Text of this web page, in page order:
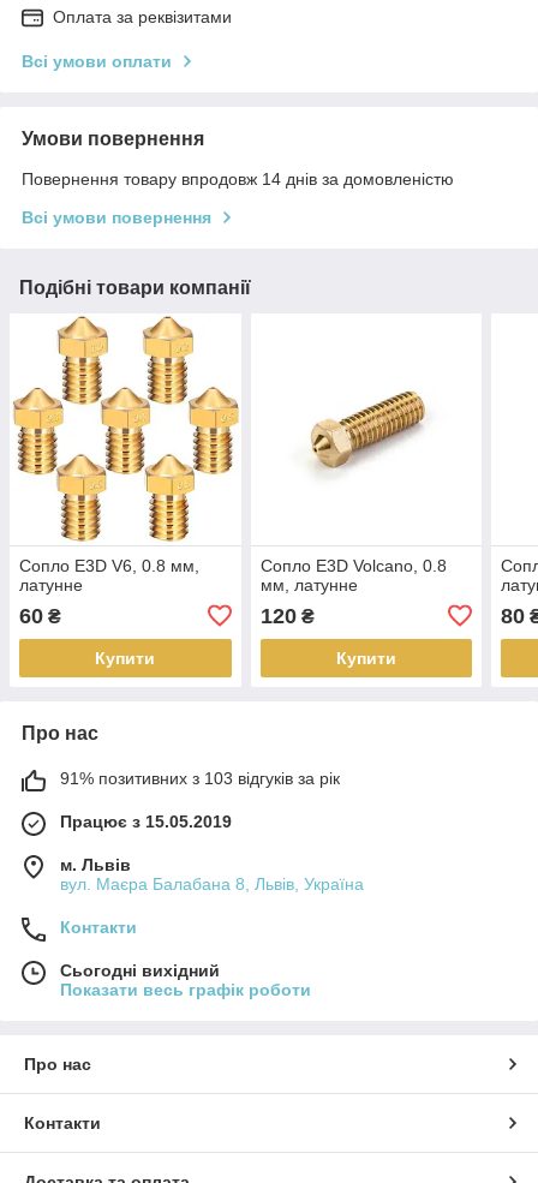
Оплата за реквізитами
Всі умови оплати
Умови повернення
Повернення товару впродовж 14 днів за домовленістю
Всі умови повернення
Подібні товари компанії
Сопло E3D V6, 0.8 мм,
латунне
60 ₴
Купити
Сопло E3D Volcano, 0.8
мм, латунне
120₴
Купити
80
Про нас
91% позитивних з 103 відгуків за рік
Працює з 15.05.2019
м. Львів
вул. Маєра Балабана 8, Львів, Україна
Контакти
Сьогодні вихідний
Показати весь графік роботи
Про нас
Контакти